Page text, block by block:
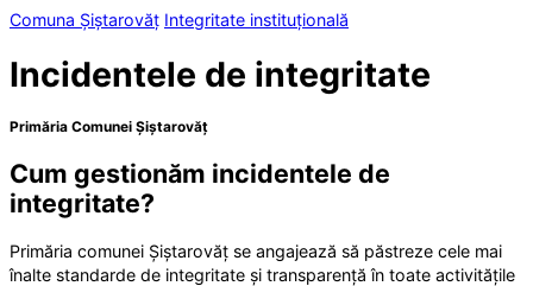
Comuna Șiștarovăț Integritate instituțională
Incidentele de integritate
Primăria Comunei Șiștarovăț
Cum gestionăm incidentele de
integritate?
Primăria comunei Șiștarovăț se angajează să păstreze cele mai
înalte standarde de integritate și transparență în toate activitățile